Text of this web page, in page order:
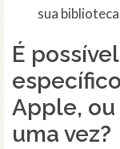
sua
É
Apple,
uma vez?